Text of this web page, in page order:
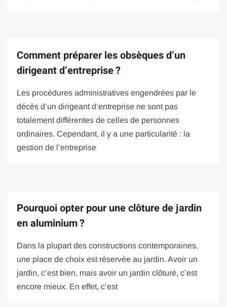
Comment préparer les obsèques d’un
dirigeant d’entreprise ?
Les procédures administratives engendrées par le
décès d’un dirigeant d’entreprise ne sont pas
totalement différentes de celles de personnes
ordinaires. Cependant, il y a une particularité : la
gestion de l’entreprise
Pourquoi opter pour une clôture de jardin
en aluminium ?
Dans la plupart des constructions contemporaines,
une place de choix est réservée au jardin. Avoir un
jardin, c’est bien, mais avoir un jardin clôturé, c’est
encore mieux. En effet, c’est